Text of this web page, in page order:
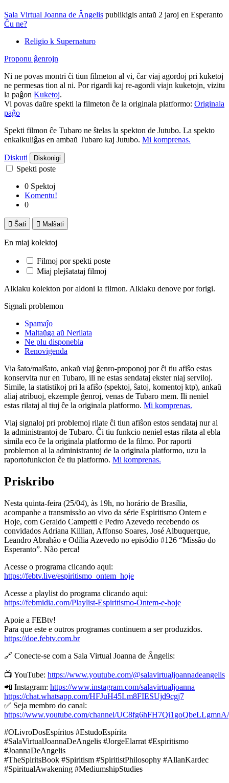
Sala Virtual Joanna de Ângelis publikigis antaŭ 2 jaroj en Esperanto
Ĉu ne?
Religio k Supernaturo
Proponu ĝenrojn
Ni ne povas montri ĉi tiun filmeton al vi, ĉar viaj agordoj pri kuketoj
ne permesas tion al ni. Por rigardi kaj re-agordi viajn kuketojn, vizitu
la paĝon Kuketoj.
Vi povas daŭre spekti la filmeton ĉe la originala platformo: Originala
paĝo
Spekti filmon ĉe Tubaro ne ŝtelas la spekton de Jutubo. La spekto
enkalkuliĝas en ambaŭ Tubaro kaj Jutubo. Mi komprenas.
Diskuti Diskonigi
Spekti poste
0 Spektoj
Komentu!
0
 Ŝati  Malŝati
En miaj kolektoj
Filmoj por spekti poste
Miaj plejŝatataj filmoj
Alklaku kolekton por aldoni la filmon. Alklaku denove por forigi.
Signali problemon
Spamaĵo
Maltaŭga aŭ Nerilata
Ne plu disponebla
Renovigenda
Via ŝato/malŝato, ankaŭ viaj ĝenro-proponoj por ĉi tiu afiŝo estas
konservita nur en Tubaro, ili ne estas sendataj ekster niaj serviloj.
Simile, la statistikoj pri la afiŝo (spektoj, ŝatoj, komentoj ktp), ankaŭ
aliaj atribuoj, ekzemple ĝenroj, venas de Tubaro mem. Ili neniel
estas rilataj al tiuj ĉe la originala platformo. Mi komprenas.
Viaj signaloj pri problemoj rilate ĉi tiun afiŝon estos sendataj nur al
la administrantoj de Tubaro. Ĉi tiu funkcio neniel estas rilata al ebla
simila eco ĉe la originala platformo de la filmo. Por raporti
problemon al la administrantoj de la originala platformo, uzu la
raportofunkcion ĉe tiu platformo. Mi komprenas.
Priskribo
Nesta quinta-feira (25/04), às 19h, no horário de Brasília,
acompanhe a transmissão ao vivo da série Espiritismo Ontem e
Hoje, com Geraldo Campetti e Pedro Azevedo recebendo os
convidados Adriana Killian, Affonso Soares, José Albuquerque,
Leandro Abrahão e Odília Azevedo no episódio #126 “Missão do
Esperanto”. Não perca!
Acesse o programa clicando aqui:
https://febtv.live/espiritismo_ontem_hoje
Acesse a playlist do programa clicando aqui:
https://febmidia.com/Playlist-Espiritismo-Ontem-e-hoje
Apoie a FEBtv!
Para que este e outros programas continuem a ser produzidos.
https://doe.febtv.com.br
🔗 Conecte-se com a Sala Virtual Joanna de Ângelis:
📺 YouTube: https://www.youtube.com/@salavirtualjoannadeangelis
📲 Instagram: https://www.instagram.com/salavirtualjoanna
https://chat.whatsapp.com/HFJuH45Lm8FIESUjd9cgj7
✅ Seja membro do canal:
https://www.youtube.com/channel/
#OLivroDosEspíritos #EstudoEspírita
#SalaVirtualJoannaDeAngelis #JorgeElarrat #Espiritismo
#JoannaDeAngelis
#TheSpiritsBook #Spiritism #SpiritistPhilosophy #AllanKardec
#SpiritualAwakening #MediumshipStudies